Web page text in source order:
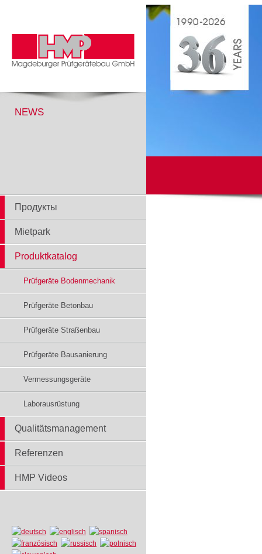
NEWS
Продукты
Mietpark
Produktkatalog
Prüfgeräte Bodenmechanik
Prüfgeräte Betonbau
Prüfgeräte Straßenbau
Prüfgeräte Bausanierung
Vermessungsgeräte
Laborausrüstung
Qualitätsmanagement
Referenzen
HMP Videos